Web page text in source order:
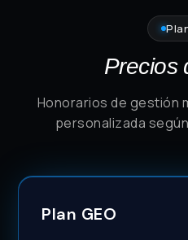
Precios
Honorarios de gestión
personalizada
Plan GEO